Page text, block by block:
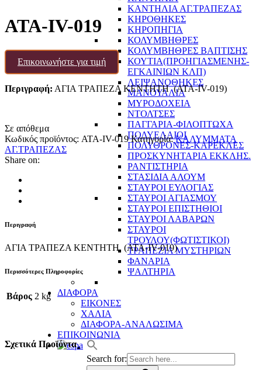
ΚΑΝΤΗΛΙΑ ΑΓ.ΤΡΑΠΕΖΑΣ
ΚΗΡΟΘΗΚΕΣ
ΚΗΡΟΠΗΓΙΑ
ΚΟΛΥΜΒΗΘΡΕΣ
ΚΟΛΥΜΒΗΘΡΕΣ ΒΑΠΤΙΣΗΣ
ΚΟΥΤΙΑ(ΠΡΟΗΓΙΑΣΜΕΝΗΣ-
ΕΓΚΑΙΝΙΩΝ ΚΛΠ)
ΛΕΙΨΑΝΟΘΗΚΕΣ
ΜΑΝΟΥΑΛΙΑ
ΜΥΡΟΔΟΧΕΙΑ
ΝΤΟΛΤΣΕΣ
ΠΑΓΓΑΡΙΑ-ΦΙΛΟΠΤΩΧΑ
ΠΟΛΥΕΛΑΙΟΙ
ΠΟΛΥΘΡΟΝΕΣ-ΚΑΡΕΚΛΕΣ
ΠΡΟΣΚΥΝΗΤΑΡΙΑ ΕΚΚΛΗΣ.
ΡΑΝΤΙΣΤΗΡΙΑ
ΣΤΑΣΙΔΙΑ ΑΛΟΥΜ
ΣΤΑΥΡΟΙ ΕΥΛΟΓΙΑΣ
ΣΤΑΥΡΟΙ ΑΓΙΑΣΜΟΥ
ΣΤΑΥΡΟΙ ΕΠΙΣΤΗΘΙΟΙ
ΣΤΑΥΡΟΙ ΛΑΒΑΡΩΝ
ΣΤΑΥΡΟΙ
ΤΡΟΥΛΟΥ(ΦΩΤΙΣΤΙΚΟΙ)
ΤΡΑΠΕΖΙΑ ΜΥΣΤΗΡΙΩΝ
ΦΑΝΑΡΙΑ
ΨΑΛΤΗΡΙΑ
ΔΙΑΦΟΡΑ
ΕΙΚΟΝΕΣ
ΧΑΛΙΑ
ΔΙΑΦΟΡΑ-ΑΝΑΛΩΣΙΜΑ
ΕΠΙΚΟΙΝΩΝΙΑ
Search for:
ATA-IV-019
Επικοινωνήστε για τιμή
Περιγραφή: ΑΓΙΑ ΤΡΑΠΕΖΑ ΚΕΝΤΗΤΗ (ATA-IV-019)
Σε απόθεμα
Κωδικός προϊόντος: ATA-IV-019 Κατηγορία:ΚΑΛΥΜΜΑΤΑ
ΑΓ.ΤΡΑΠΕΖΑΣ
Share on:
Περιγραφή
ΑΓΙΑ ΤΡΑΠΕΖΑ ΚΕΝΤΗΤΗ (ATA-IV-019)
Περισσότερες Πληροφορίες
Βάρος 2 kg
Σχετικά Προϊόντα